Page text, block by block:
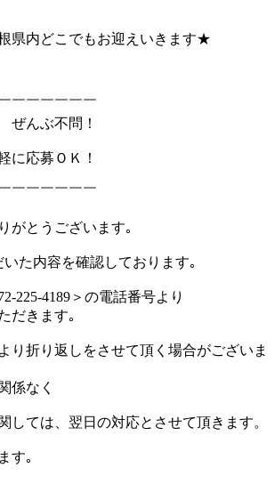
県内どこでもお迎えいきます★
￣￣￣￣￣￣
んぶ不問！
に応募ＯＫ！
￣￣￣￣￣￣
がとうございます｡
た内容を確認しております｡
225-4189＞の電話番号より
だきます｡
り折り返しをさせて頂く場合がございま
係なく
しては、翌日の対応とさせて頂きます。
す｡